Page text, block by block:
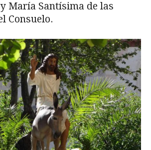
María Santísima de las
Consuelo.